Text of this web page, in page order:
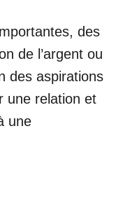
des
de l’argent ou
des aspirations
une relation et
une